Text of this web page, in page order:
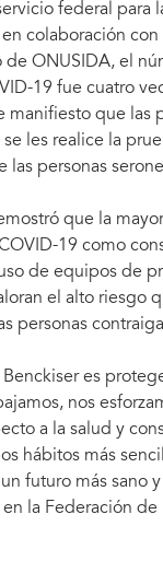
federal
colaboración
ONUSIDA, el
19 fue cuatro
manifiesto que las
les realice la
las personas
que la
19 como
de equipos de
el alto riesgo
personas
es
nos
a la salud y
hábitos más
futuro más sano
la Federación